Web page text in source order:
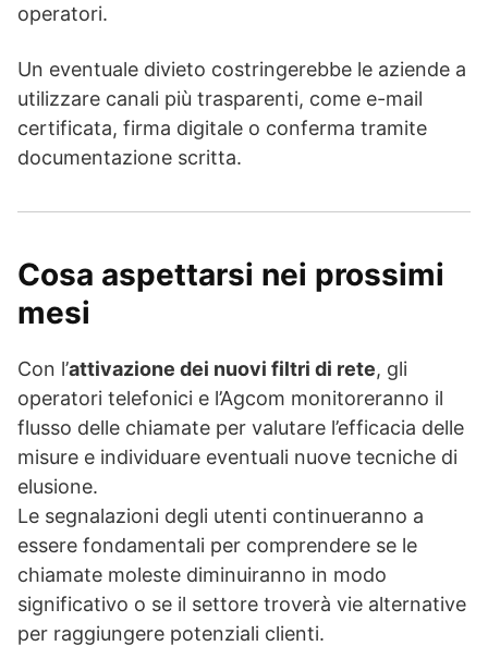
operatori.
Un eventuale divieto costringerebbe le aziende a
utilizzare canali più trasparenti, come e-mail
certificata, firma digitale o conferma tramite
documentazione scritta.
Cosa aspettarsi nei prossimi
mesi
Con l’attivazione dei nuovi filtri di rete, gli
operatori telefonici e l’Agcom monitoreranno il
flusso delle chiamate per valutare l’efficacia delle
misure e individuare eventuali nuove tecniche di
elusione.
Le segnalazioni degli utenti continueranno a
essere fondamentali per comprendere se le
chiamate moleste diminuiranno in modo
significativo o se il settore troverà vie alternative
per raggiungere potenziali clienti.